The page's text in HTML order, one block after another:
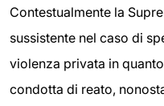
Contestualmente la
sussistente nel caso di
violenza privata in
condotta di reato,